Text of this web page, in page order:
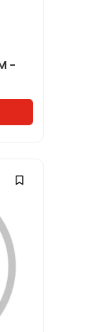
-